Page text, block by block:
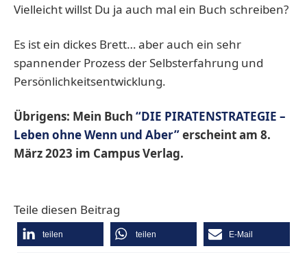
Vielleicht willst Du ja auch mal ein Buch schreiben?
Es ist ein dickes Brett… aber auch ein sehr
spannender Prozess der Selbsterfahrung und
Persönlichkeitsentwicklung.
Übrigens: Mein Buch “DIE PIRATENSTRATEGIE –
Leben ohne Wenn und Aber”erscheint am 8.
März 2023 im Campus Verlag.
Teile diesen Beitrag
teilen teilen E-Mail